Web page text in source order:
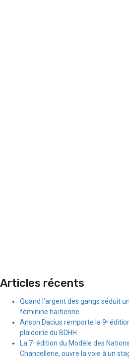
Articles récents
Quand l’argent des gangs séduit
féminine haïtienne
Anson Dacius remporte la 9ᵉ
plaidoirie du BDHH
La 7ᵉ édition du Modèle des
Chancellerie, ouvre la voie à un